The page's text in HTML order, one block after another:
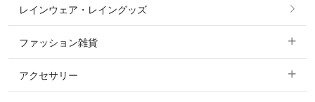
ニット・セーター
ジャケット・ブルゾン
すべての競技用ウェア
ショージャケット
ショーシャツ
レインウェア・レイングッズ
ファッション雑貨
すべてのファッション雑貨
アクセサリー